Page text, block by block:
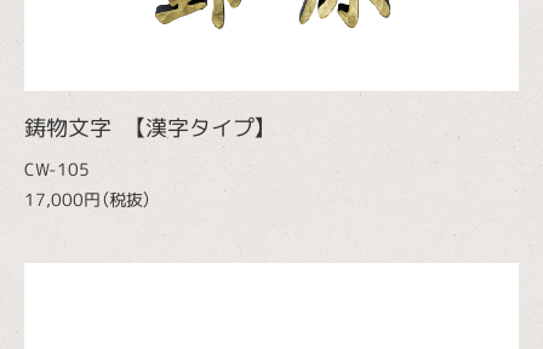
鋳物文字 【漢字タイプ】
CW-105
17,000円（税抜）